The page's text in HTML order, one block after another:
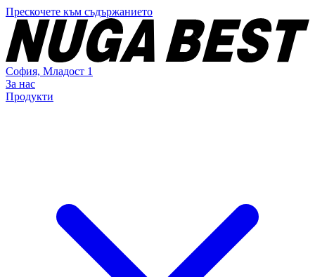
Прескочете към съдържанието
София, Младост 1
За нас
Продукти